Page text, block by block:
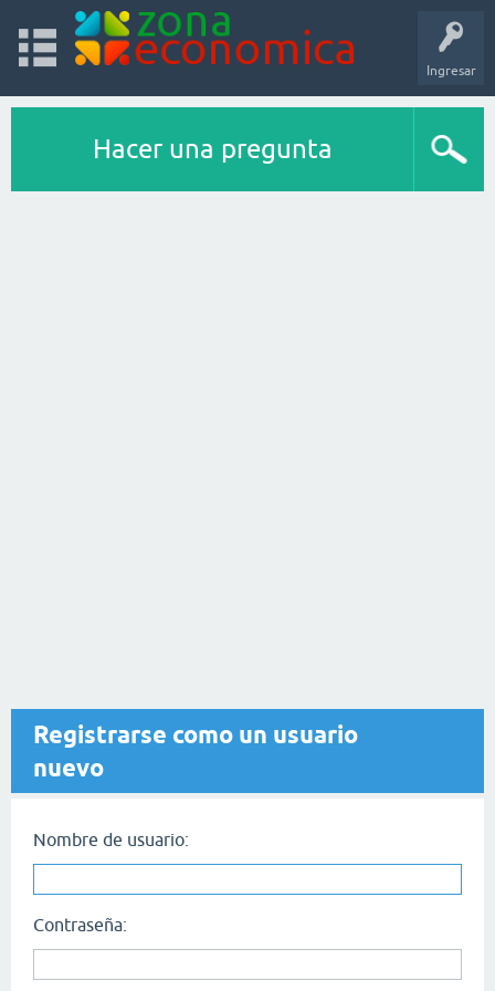
Ingresar
Hacer una pregunta
Registrarse como un usuario
nuevo
Nombre de usuario:
Contraseña: